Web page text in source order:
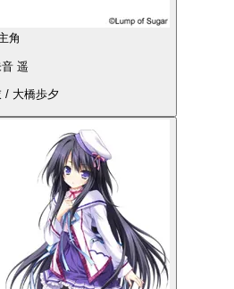
角
遥
/ 大橋歩夕